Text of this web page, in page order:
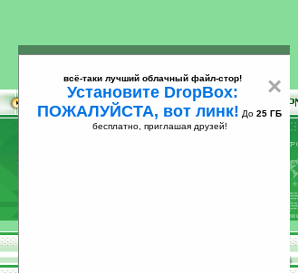
25
×
всё-таки лучший облачный файл-стор!
Установите DropBox:
ПОЖАЛУЙСТА, вот линк! До 25 ГБ
бесплатно, приглашая друзей!